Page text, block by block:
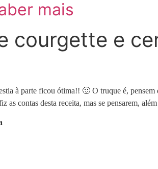
mais
courgette e
à parte ficou ótima!! 🙂 O truque é,
contas desta receita, mas se pensarem,